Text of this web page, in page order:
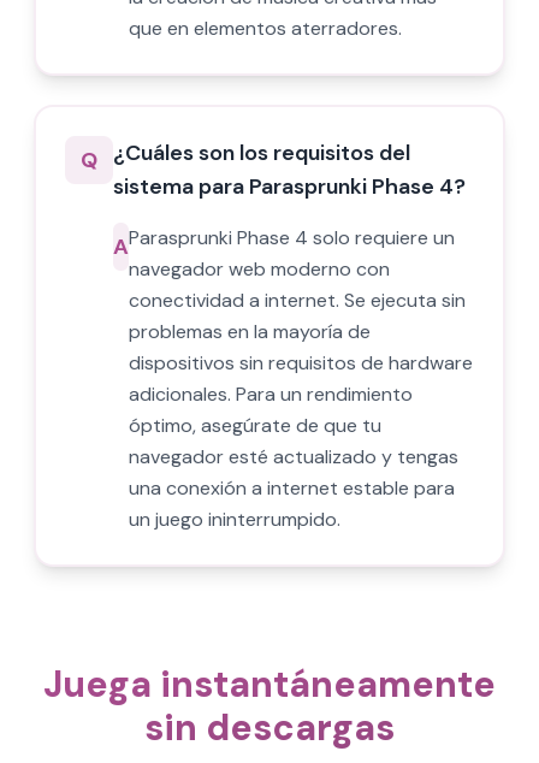
que en elementos aterradores.
Q ¿Cuáles son los requisitos del
sistema para Parasprunki Phase 4?
AParasprunki Phase 4 solo requiere un
navegador web moderno con
conectividad a internet. Se ejecuta sin
problemas en la mayoría de
dispositivos sin requisitos de hardware
adicionales. Para un rendimiento
óptimo, asegúrate de que tu
navegador esté actualizado y tengas
una conexión a internet estable para
un juego ininterrumpido.
Juega instantáneamente
sin descargas